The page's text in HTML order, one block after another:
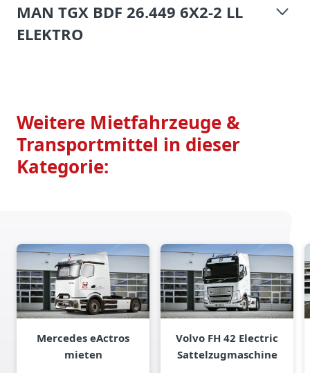
MAN TGX BDF 26.449 6X2-2 LL
ELEKTRO
Weitere Mietfahrzeuge &
Transportmittel in dieser
Kategorie:
Mercedes eActros
mieten
Volvo FH 42 Electric
Sattelzugmaschine